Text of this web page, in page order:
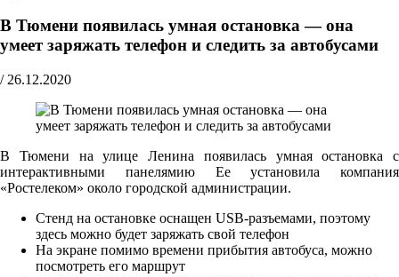
В Тюмени появилась умная остановка — она
умеет заряжать телефон и следить за автобусами
/ 26.12.2020
В Тюмени на улице Ленина появилась умная остановка с
интерактивными панелямию Ее установила компания
«Ростелеком» около городской администрации.
Стенд на остановке оснащен USB-разъемами, поэтому
здесь можно будет заряжать свой телефон
На экране помимо времени прибытия автобуса, можно
посмотреть его маршрут